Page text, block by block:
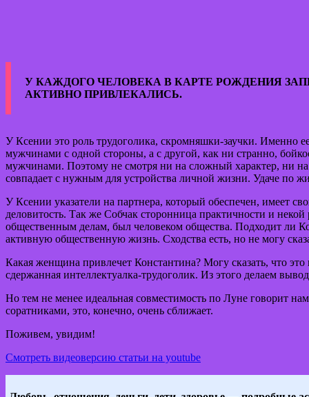
У КАЖДОГО ЧЕЛОВЕКА В КАРТЕ РОЖДЕНИЯ
АКТИВНО ПРИВЛЕКАЛИСЬ.
У Ксении это роль трудоголика, скромняшки-заучки. Именно
мужчинами с одной стороны, а с другой, как ни странно,
мужчинами. Поэтому не смотря ни на сложный характер, ни на
совпадает с нужным для устройства личной жизни. Удаче по
У Ксении указатели на партнера, который обеспечен, имеет
деловитость. Так же Собчак сторонница практичности и
общественным делам, был человеком общества. Подходит ли
активную общественную жизнь. Сходства есть, но не могу
Какая женщина привлечет Константина? Могу сказать, что
сдержанная интеллектуалка-трудоголик. Из этого делаем
Но тем не менее идеальная совместимость по Луне говорит
соратниками, это, конечно, очень сближает.
Поживем, увидим!
Смотреть видеоверсию статьи на youtube